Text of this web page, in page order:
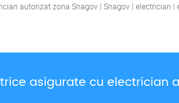
autorizat zona Snagov | Snagov | electrician |
asigurate cu electrician